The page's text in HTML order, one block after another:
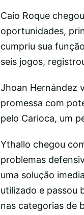
Caio Roque
oportunidades,
cumpriu sua
seis jogos,
Jhoan Hernández
promessa com
pelo Carioca, um
Ythallo chegou
problemas
uma solução
utilizado e passou
nas categorias de